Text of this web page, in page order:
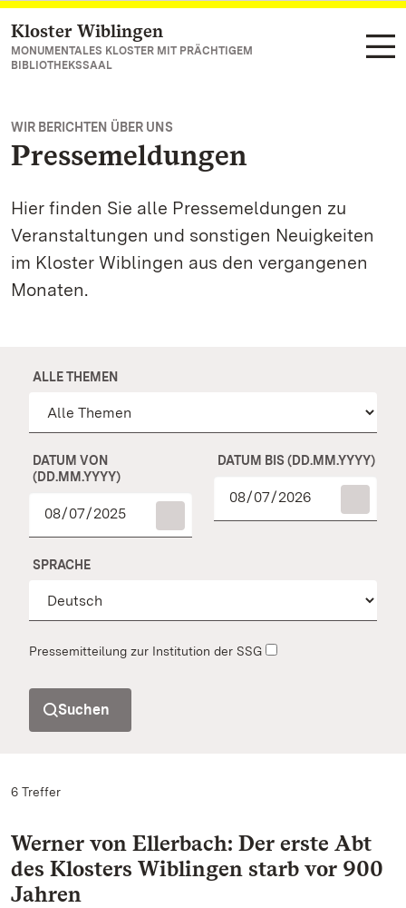
Zum Hauptinhalt springen
Kloster Wiblingen
MONUMENTALES KLOSTER MIT PRÄCHTIGEM
BIBLIOTHEKSSAAL
WIR BERICHTEN ÜBER UNS
Pressemeldungen
Hier finden Sie alle Pressemeldungen zu
Veranstaltungen und sonstigen Neuigkeiten
im Kloster Wiblingen aus den vergangenen
Monaten.
ALLE THEMEN
DATUM VON
(DD.MM.YYYY)
DATUM BIS (DD.MM.YYYY)
SPRACHE
Pressemitteilung zur Institution der SSG
Suchen
6 Treffer
Werner von Ellerbach: Der erste Abt
des Klosters Wiblingen starb vor 900
Jahren